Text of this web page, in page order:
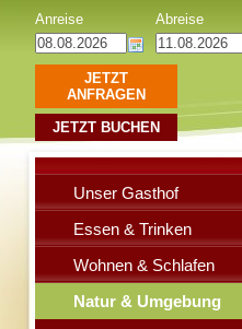
Unser Gasthof
Essen & Trinken
Wohnen & Schlafen
Natur & Umgebung
Anreise Abreise
JETZT
ANFRAGEN
JETZT BUCHEN